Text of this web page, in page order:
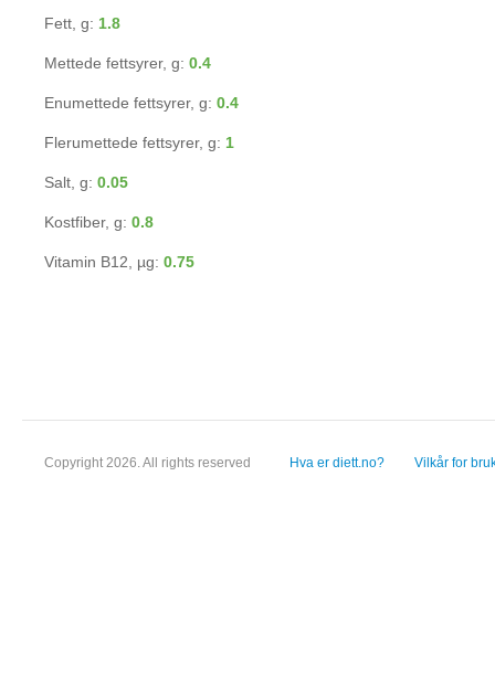
Fett, g: 1.8
Mettede fettsyrer, g: 0.4
Enumettede fettsyrer, g: 0.4
Flerumettede fettsyrer, g: 1
Salt, g: 0.05
Kostfiber, g: 0.8
Vitamin B12, µg: 0.75
Copyright 2026. All rights reserved Hva er diett.no? Vilkår for